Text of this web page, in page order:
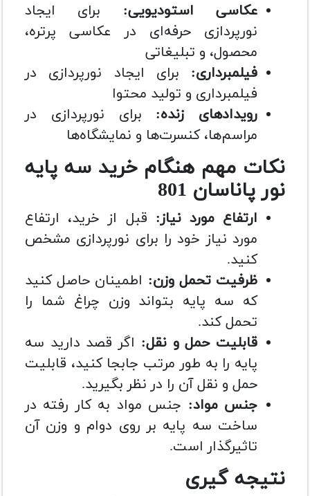
عکاسی استودیویی: برای ایجاد
نورپردازی حرفه‌ای در عکاسی پرتره،
محصول، و تبلیغاتی
فیلمبرداری: برای ایجاد نورپردازی در
فیلمبرداری و تولید محتوا
رویدادهای زنده: برای نورپردازی در
مراسم‌ها، کنسرت‌ها و نمایشگاه‌ها
نکات مهم هنگام خرید سه پایه
نور پاناسان 801
ارتفاع مورد نیاز: قبل از خرید، ارتفاع
مورد نیاز خود را برای نورپردازی مشخص
کنید.
ظرفیت تحمل وزن: اطمینان حاصل کنید
که سه پایه بتواند وزن چراغ شما را
تحمل کند.
قابلیت حمل و نقل: اگر قصد دارید سه
پایه را به طور مرتب جابجا کنید، قابلیت
حمل و نقل آن را در نظر بگیرید.
جنس مواد: جنس مواد به کار رفته در
ساخت سه پایه بر روی دوام و وزن آن
تاثیرگذار است.
نتیجه گیری